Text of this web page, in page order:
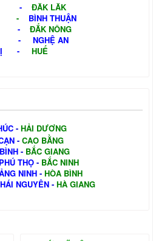
- ĐĂK LĂK
- BÌNH THUẬN
-
ĐẮK NÔNG
-
NGHỆ AN
-
HUẾ
- HẢI DƯƠNG
- CAO BẰNG
- BẮC GIANG
PHÚ THỌ - BẮC NINH
NINH - HÒA BÌNH
NGUYÊN - HÀ GIANG